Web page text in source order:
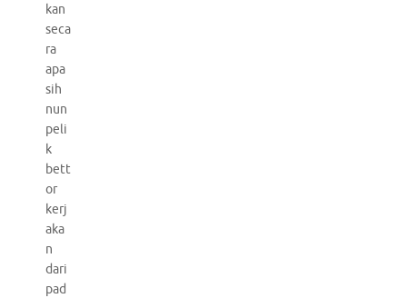
kan
seca
ra
apa
sih
nun
peli
k
bett
or
kerj
aka
n
dari
pad